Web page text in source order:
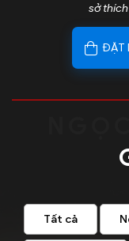
sở
ĐẶT
Tất cả